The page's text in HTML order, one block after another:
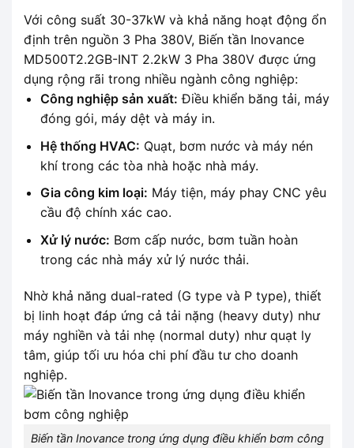
Với công suất 30-37kW và khả năng hoạt động ổn
định trên nguồn 3 Pha 380V, Biến tần Inovance
MD500T2.2GB-INT 2.2kW 3 Pha 380V được ứng
dụng rộng rãi trong nhiều ngành công nghiệp:
Công nghiệp sản xuất: Điều khiển băng tải, máy
đóng gói, máy dệt và máy in.
Hệ thống HVAC: Quạt, bơm nước và máy nén
khí trong các tòa nhà hoặc nhà máy.
Gia công kim loại: Máy tiện, máy phay CNC yêu
cầu độ chính xác cao.
Xử lý nước: Bơm cấp nước, bơm tuần hoàn
trong các nhà máy xử lý nước thải.
Nhờ khả năng dual-rated (G type và P type), thiết
bị linh hoạt đáp ứng cả tải nặng (heavy duty) như
máy nghiền và tải nhẹ (normal duty) như quạt ly
tâm, giúp tối ưu hóa chi phí đầu tư cho doanh
nghiệp.
Biến tần Inovance trong ứng dụng điều khiển bơm công